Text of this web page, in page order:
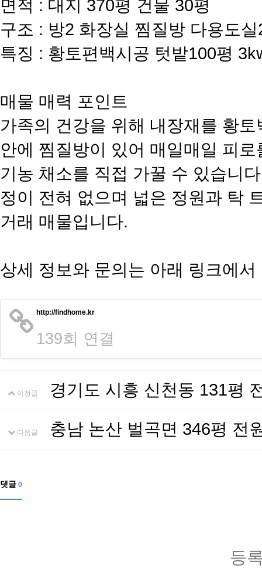
면적 : 대지 370평 건물 30평
구조 : 방2 화장실 찜질방 다용도실
특징 : 황토편백시공 텃밭100평
​매물 매력 포인트
가족의 건강을 위해 내장재를 황
안에 찜질방이 있어 매일매일 피
기농 채소를 직접 가꿀 수 있습니
정이 전혀 없으며 넓은 정원과 탁
거래 매물입니다.
상세 정보와 문의는 아래 링크에
http://findhome.kr
139회 연결
이전글 경기도 시흥 신천동 131평
다음글 충남 논산 벌곡면 346평 전
댓글 0
등